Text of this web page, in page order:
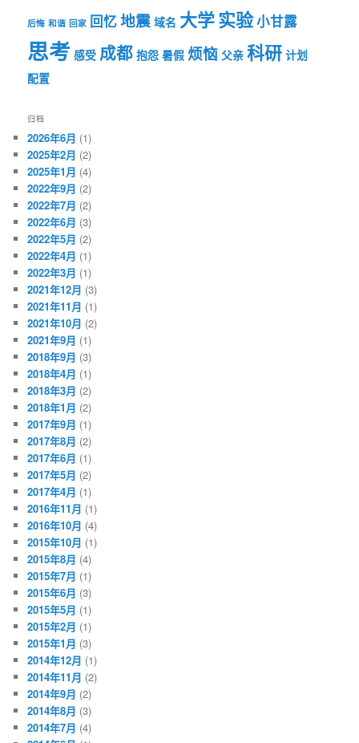
后悔 和谐 回家 回忆地震 域名 大学实验小甘露
思考 感受 成都 抱怨 暑假 烦恼 父亲 科研 计划
配置
归档
2026年6月 (1)
2025年2月 (2)
2025年1月 (4)
2022年9月 (2)
2022年7月 (2)
2022年6月 (3)
2022年5月 (2)
2022年4月 (1)
2022年3月 (1)
2021年12月 (3)
2021年11月 (1)
2021年10月 (2)
2021年9月 (1)
2018年9月 (3)
2018年4月 (1)
2018年3月 (2)
2018年1月 (2)
2017年9月 (1)
2017年8月 (2)
2017年6月 (1)
2017年5月 (2)
2017年4月 (1)
2016年11月 (1)
2016年10月 (4)
2015年10月 (1)
2015年8月 (4)
2015年7月 (1)
2015年6月 (3)
2015年5月 (1)
2015年2月 (1)
2015年1月 (3)
2014年12月 (1)
2014年11月 (2)
2014年9月 (2)
2014年8月 (3)
2014年7月 (4)